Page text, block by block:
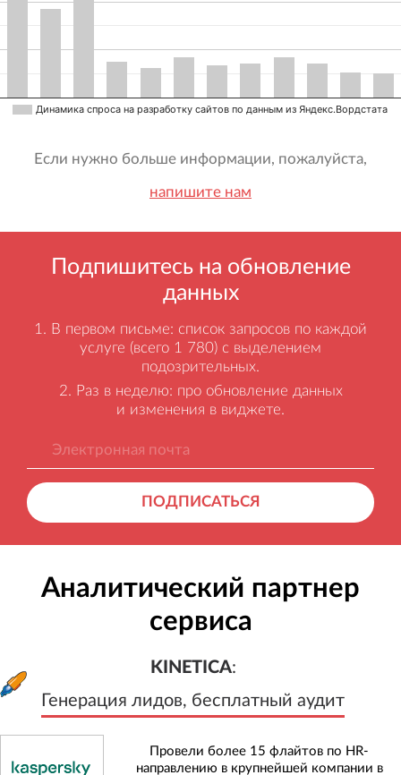
Динамика спроса на разработку сайтов по данным из Яндекс.Вордстата
Если нужно больше информации, пожалуйста,
напишите нам
Подпишитесь на обновление
данных
В первом письме: список запросов по каждой
услуге (всего 1 780) с выделением
подозрительных.
Раз в неделю: про обновление данных
и изменения в виджете.
ПОДПИСАТЬСЯ
Аналитический партнер
сервиса
KINETICA:
Генерация лидов, бесплатный аудит
Генерация лидов, бесплатный
Провели более 15 флайтов по HR-
направлению в крупнейшей компании в